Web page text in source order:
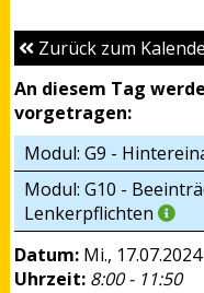
Zurück zum
An diesem Tag
vorgetragen:
Modul: G9 -
Modul: G10 -
Lenkerpflichten
Datum: Mi., 17.07.2024
Uhrzeit: 8:00 - 11:50